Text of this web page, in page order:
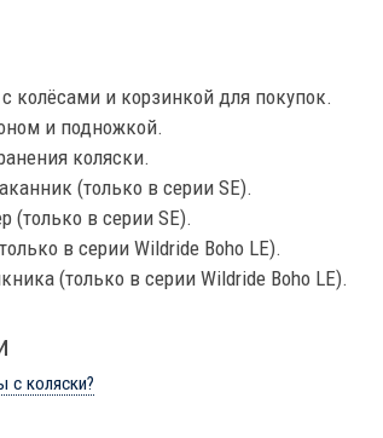
колёсами и корзинкой для покупок.
и подножкой.
коляски.
(только в серии SE).
в серии SE).
в серии Wildride Boho LE).
(только в серии Wildride Boho LE).
коляски?